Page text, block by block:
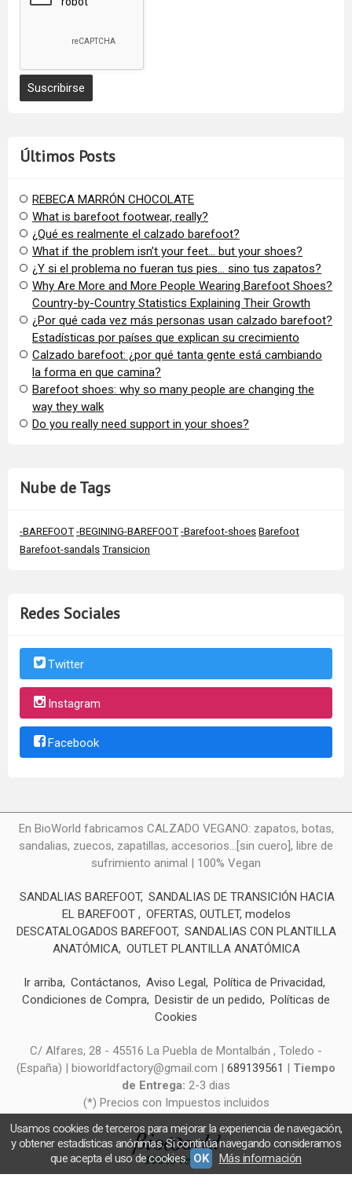
Últimos Posts
REBECA MARRÓN CHOCOLATE
What is barefoot footwear, really?
¿Qué es realmente el calzado barefoot?
​What if the problem isn’t your feet… but your shoes?
¿Y si el problema no fueran tus pies… sino tus zapatos?
​Why Are More and More People Wearing Barefoot Shoes?
Country-by-Country Statistics Explaining Their Growth
​¿Por qué cada vez más personas usan calzado barefoot?
Estadísticas por países que explican su crecimiento
Calzado barefoot: ¿por qué tanta gente está cambiando
la forma en que camina?
Barefoot shoes: why so many people are changing the
way they walk
​Do you really need support in your shoes?
Nube de Tags
-BAREFOOT -BEGINING-BAREFOOT -Barefoot-shoes Barefoot
Barefoot-sandals Transicion
Redes Sociales
Twitter
Instagram
Facebook
En BioWorld fabricamos CALZADO VEGANO: zapatos, botas,
sandalias, zuecos, zapatillas, accesorios...[sin cuero], libre de
sufrimiento animal | 100% Vegan
SANDALIAS BAREFOOT SANDALIAS DE TRANSICIÓN HACIA
EL BAREFOOT
OFERTAS, OUTLET, modelos
DESCATALOGADOS BAREFOOT SANDALIAS CON PLANTILLA
ANATÓMICA OUTLET PLANTILLA ANATÓMICA
Ir arriba Contáctanos Aviso Legal
Política de Privacidad
Condiciones de Compra Desistir de un pedido
Políticas de
Cookies
C/ Alfares, 28 - 45516 La Puebla de Montalbán , Toledo -
(España) | bioworldfactory@gmail.com | 689139561 | Tiempo
de Entrega: 2-3 dias
(*) Precios con Impuestos incluidos
Usamos cookies de terceros para mejorar la experiencia de navegación,
y obtener estadísticas anónimas. Si continúa navegando consideramos
que acepta el uso de cookies. OK Más información